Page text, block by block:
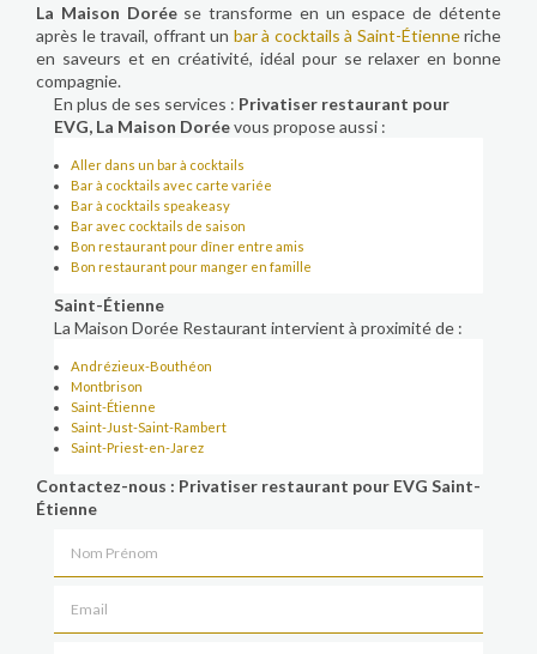
La Maison Doréese transforme en un espace de détente
après le travail, offrant un bar à cocktails à Saint-Étienneriche
en saveurs et en créativité, idéal pour se relaxer en bonne
compagnie.
En plus de ses services : Privatiser restaurant pour
EVG, La Maison Doréevous propose aussi :
Aller dans un bar à cocktails
Bar à cocktails avec carte variée
Bar à cocktails speakeasy
Bar avec cocktails de saison
Bon restaurant pour dîner entre amis
Bon restaurant pour manger en famille
Saint-Étienne
La Maison Dorée Restaurant intervient à proximité de :
Andrézieux-Bouthéon
Montbrison
Saint-Étienne
Saint-Just-Saint-Rambert
Saint-Priest-en-Jarez
Contactez-nous : Privatiser restaurant pour EVG Saint-
Étienne